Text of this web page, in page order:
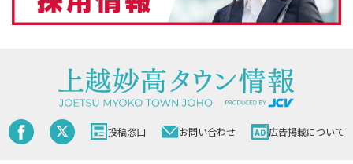
投稿窓口 お問い合わせ 広告掲載について